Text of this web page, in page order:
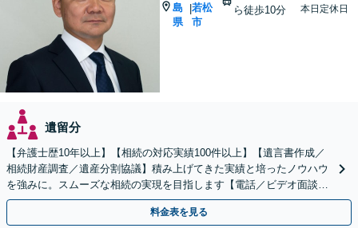
島
県
|若松
市
ら徒歩10分
本日定休日
遺留分
【弁護士歴10年以上】【相続の対応実績100件以上】【遺言書作成／
相続財産調査／遺産分割協議】積み上げてきた実績と培ったノウハウ
を強みに。スムーズな相続の実現を目指します【電話／ビデオ面談O
K】
料金表を見る